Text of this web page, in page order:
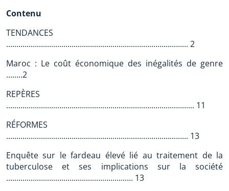
Contenu
TENDANCES
......................................................................................... 2
Maroc : Le coût économique des inégalités de genre
........2
REPÈRES
............................................................................................ 11
RÉFORMES
......................................................................................... 13
Enquête sur le fardeau élevé lié au traitement de la
tuberculose et ses implications sur la société
.............................................................. 13